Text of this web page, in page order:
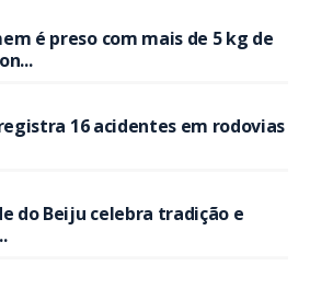
é preso com mais de 5 kg de
registra 16 acidentes em rodovias
do Beiju celebra tradição e